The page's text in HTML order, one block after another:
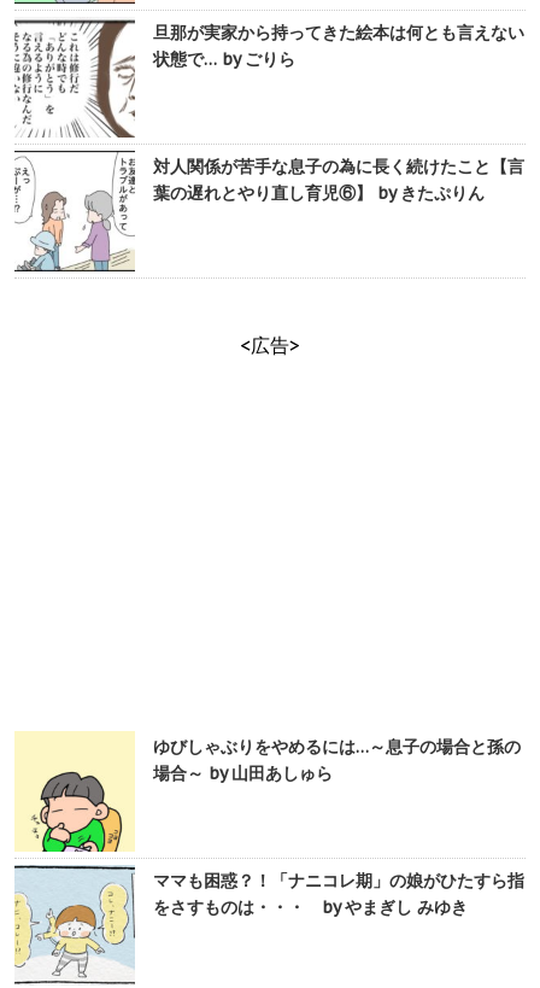
旦那が実家から持ってきた絵本は何とも言えない
状態で… by ごりら
対人関係が苦手な息子の為に長く続けたこと【言
葉の遅れとやり直し育児⑥】 by きたぷりん
<広告>
ゆびしゃぶりをやめるには…～息子の場合と孫の
場合～ by 山田あしゅら
ママも困惑？！「ナニコレ期」の娘がひたすら指
をさすものは・・・ by やまぎし みゆき